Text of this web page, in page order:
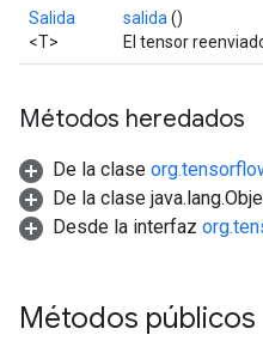
Salida
<T>
salida ()
El tensor
Métodos heredados
De la clase
De la clase
Desde la interfaz
Métodos públicos